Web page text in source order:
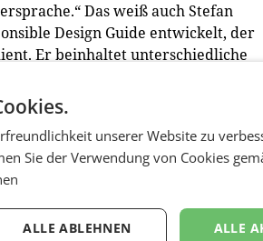
Das weiß auch Stefan
Design Guide entwickelt, der
Er beinhaltet unterschiedliche
Software beachtet werden
die die gesamte
Aber auch die
Bereich können dabei
es gute und sinnvolle Initiativen
unserer Website zu
Sie der Verwendung von Cookies
ALLE
ALLE ABLEHNEN